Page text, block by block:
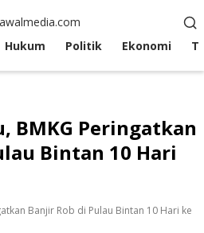
Hukum Politik Ekonomi
BMKG Peringatkan
Bintan 10 Hari